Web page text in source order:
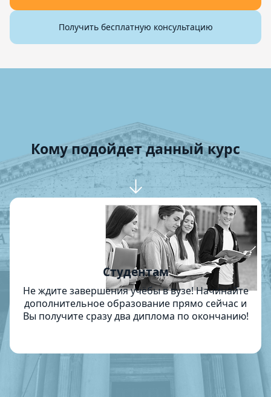
Получить бесплатную консультацию
Кому подойдет данный курс
Студентам
Не ждите завершения учёбы в вузе! Начинайте
дополнительное образование прямо сейчас и
Вы получите сразу два диплома по окончанию!